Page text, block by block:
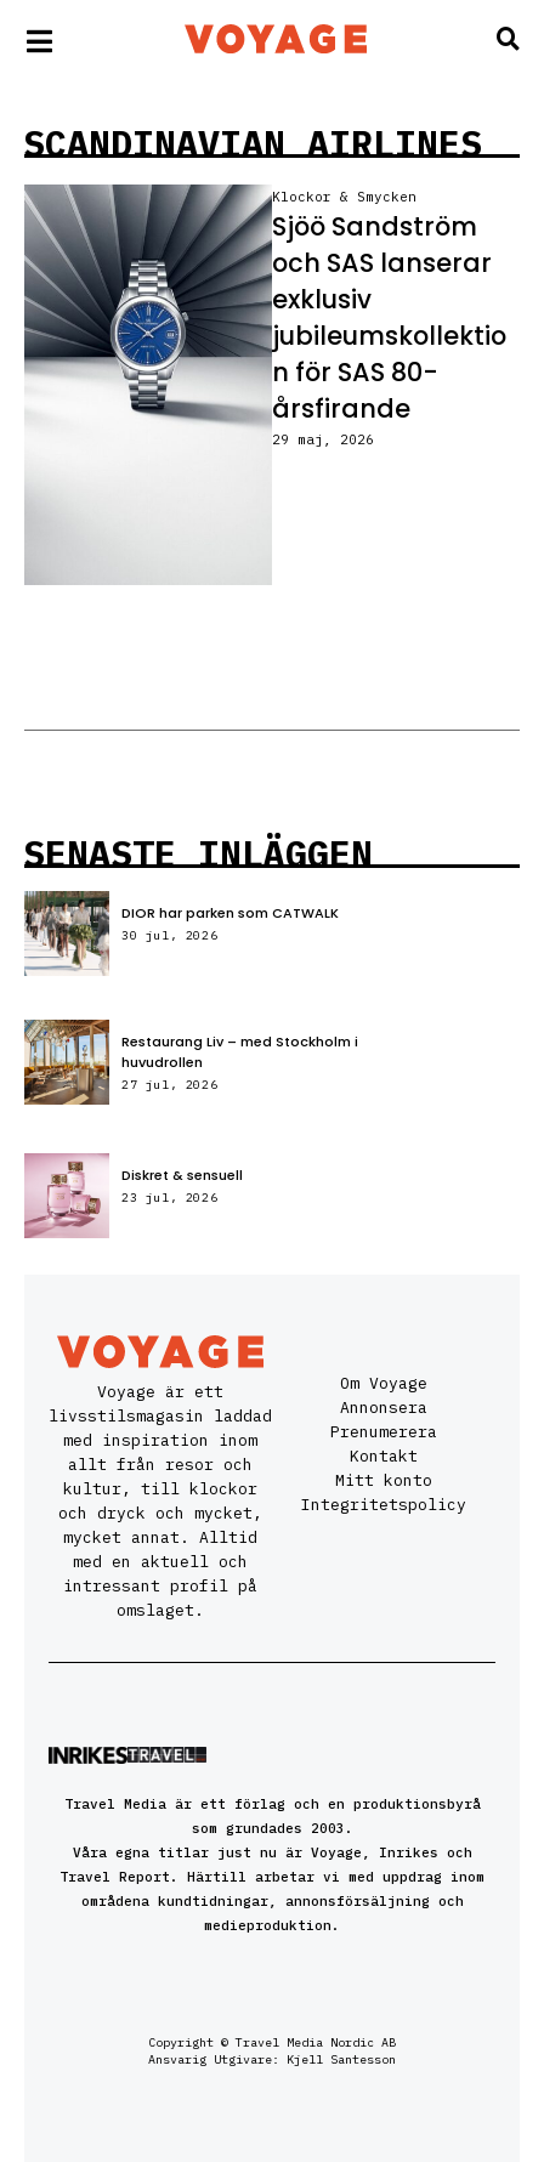
SCANDINAVIAN AIRLINES
Klockor & Smycken
Sjöö Sandström
och SAS lanserar
exklusiv
jubileumskollektio
n för SAS 80-
årsfirande
29 maj, 2026
SENASTE INLÄGGEN
DIOR har parken som CATWALK
30 jul, 2026
Restaurang Liv – med Stockholm i
huvudrollen
27 jul, 2026
Diskret & sensuell
23 jul, 2026
Voyage är ett
livsstilsmagasin laddad
med inspiration inom
allt från resor och
kultur, till klockor
och dryck och mycket,
mycket annat. Alltid
med en aktuell och
intressant profil på
omslaget.
Om Voyage
Annonsera
Prenumerera
Kontakt
Mitt konto
Integritetspolicy
Travel Media är ett förlag och en produktionsbyrå
som grundades 2003.
Våra egna titlar just nu är Voyage, Inrikes och
Travel Report. Härtill arbetar vi med uppdrag inom
områdena kundtidningar, annonsförsäljning och
medieproduktion.
Copyright © Travel Media Nordic AB
Ansvarig Utgivare: Kjell Santesson